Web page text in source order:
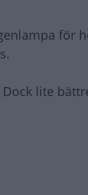
för
lite